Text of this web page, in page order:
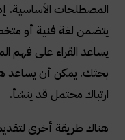
المصطلحات الأساسية.
يتضمن لغة فنية أو
يساعد القراء على فهم
بحثك. يمكن أن يساعد
ارتباك محتمل قد ينشأ.
هناك طريقة أخرى